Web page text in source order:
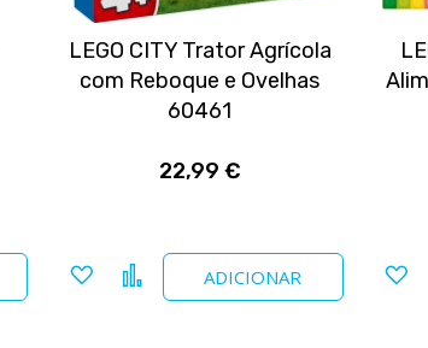
LEGO CITY Trator Agrícola
com Reboque e Ovelhas
60461
22,99 €
ADICIONAR
AdicionarComparar